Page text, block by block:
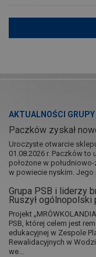
AKTUALNOŚCI
Paczków zyskał
Uroczyste otwarcie
01.08.2026 r. Paczków
położone w
w powiecie nyskim. Jego
Grupa PSB i liderzy
Ruszył ogólnopolski
Projekt
PSB, której celem jest
edukacyjnej w Zespole
Rewalidacyjnych w
we...